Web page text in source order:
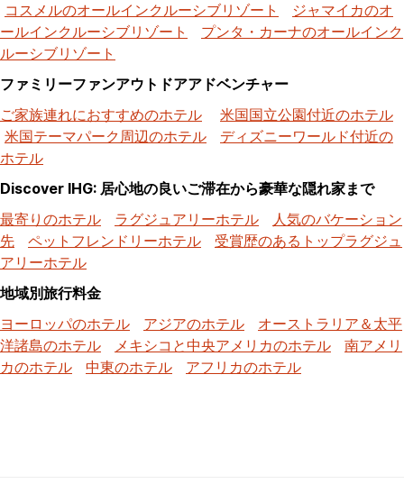
コスメルのオールインクルーシブリゾート
ジャマイカのオ
ールインクルーシブリゾート
プンタ・カーナのオールインク
ルーシブリゾート
ファミリーファンアウトドアアドベンチャー
ご家族連れにおすすめのホテル
米国国立公園付近のホテル
米国テーマパーク周辺のホテル
ディズニーワールド付近の
ホテル
Discover IHG: 居心地の良いご滞在から豪華な隠れ家まで
最寄りのホテル
ラグジュアリーホテル
人気のバケーション
先
ペットフレンドリーホテル
受賞歴のあるトップラグジュ
アリーホテル
地域別旅行料金
ヨーロッパのホテル
アジアのホテル
オーストラリア＆太平
洋諸島のホテル
メキシコと中央アメリカのホテル
南アメリ
カのホテル
中東のホテル アフリカのホテル